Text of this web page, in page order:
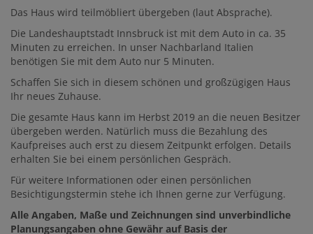
Das Haus wird teilmöbliert übergeben (laut Absprache).
Die Landeshauptstadt Innsbruck ist mit dem Auto in ca. 35
Minuten zu erreichen. In unser Nachbarland Italien
benötigen Sie mit dem Auto nur 5 Minuten.
Schaffen Sie sich in diesem schönen und großzügigen Haus
Ihr neues Zuhause.
Die gesamte Haus kann im Herbst 2019 an die neuen Besitzer
übergeben werden. Natürlich muss die Bezahlung des
Kaufpreises auch erst zu diesem Zeitpunkt erfolgen. Details
erhalten Sie bei einem persönlichen Gespräch.
Für weitere Informationen oder einen persönlichen
Besichtigungstermin stehe ich Ihnen gerne zur Verfügung.
Alle Angaben, Maße und Zeichnungen sind unverbindliche
Planungsangaben ohne Gewähr auf Basis der